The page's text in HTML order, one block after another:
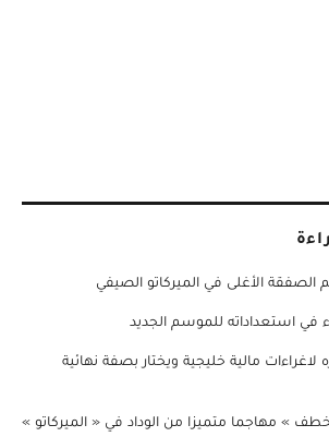
الصفقة الأغلى في الميركاتو الصيفي
في استعداداته للموسم الجديد
لاغراءات مالية خليجية ويختار بصفة نهائية
» مهاجما متميزا من الوداد في « الميركاتو »